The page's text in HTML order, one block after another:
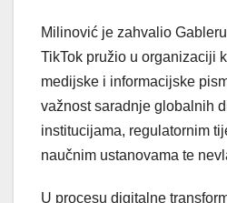
Milinović je zahvalio
TikTok pružio u organizaciji
medijske i informacijske
važnost saradnje globalnih
institucijama, regulatornim
naučnim ustanovama te
U procesu digitalne